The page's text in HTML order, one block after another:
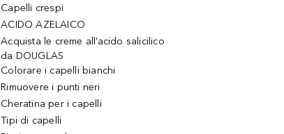
Capelli crespi
ACIDO AZELAICO
Acquista le creme all’acido salicilico
da DOUGLAS
Colorare i capelli bianchi
Rimuovere i punti neri
Cheratina per i capelli
Tipi di capelli